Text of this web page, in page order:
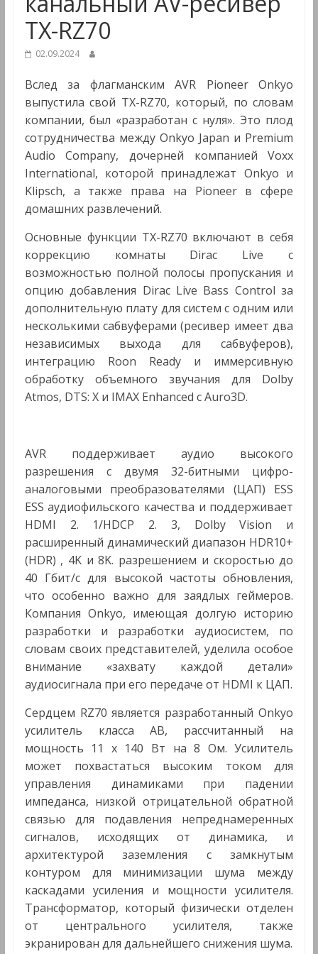
Мультимедиа
TX-RZ70
02.09.2024
Вслед за флагманским AVR Pioneer Onkyo
выпустила свой TX-RZ70, который, по словам
компании, был «разработан с нуля». Это плод
сотрудничества между Onkyo Japan и Premium
Audio Company, дочерней компанией Voxx
International, которой принадлежат Onkyo и
Klipsch, а также права на Pioneer в сфере
домашних развлечений.
Основные функции TX-RZ70 включают в себя
коррекцию комнаты Dirac Live с
возможностью полной полосы пропускания и
опцию добавления Dirac Live Bass Control за
дополнительную плату для систем с одним или
несколькими сабвуферами (ресивер имеет два
независимых выхода для сабвуферов),
интеграцию Roon Ready и иммерсивную
обработку объемного звучания для Dolby
Atmos, DTS: X и IMAX Enhanced с Auro3D.
AVR поддерживает аудио высокого
разрешения с двумя 32-битными цифро-
аналоговыми преобразователями (ЦАП) ESS
ESS аудиофильского качества и поддерживает
HDMI 2. 1/HDCP 2. 3, Dolby Vision и
расширенный динамический диапазон HDR10+
(HDR) , 4K и 8K. разрешением и скоростью до
40 Гбит/с для высокой частоты обновления,
что особенно важно для заядлых геймеров.
Компания Onkyo, имеющая долгую историю
разработки и разработки аудиосистем, по
словам своих представителей, уделила особое
внимание «захвату каждой детали»
аудиосигнала при его передаче от HDMI к ЦАП.
Сердцем RZ70 является разработанный Onkyo
усилитель класса AB, рассчитанный на
мощность 11 x 140 Вт на 8 Ом. Усилитель
может похвастаться высоким током для
управления динамиками при падении
импеданса, низкой отрицательной обратной
связью для подавления непреднамеренных
сигналов, исходящих от динамика, и
архитектурой заземления с замкнутым
контуром для минимизации шума между
каскадами усиления и мощности усилителя.
Трансформатор, который физически отделен
от центрального усилителя, также
экранирован для дальнейшего снижения шума.